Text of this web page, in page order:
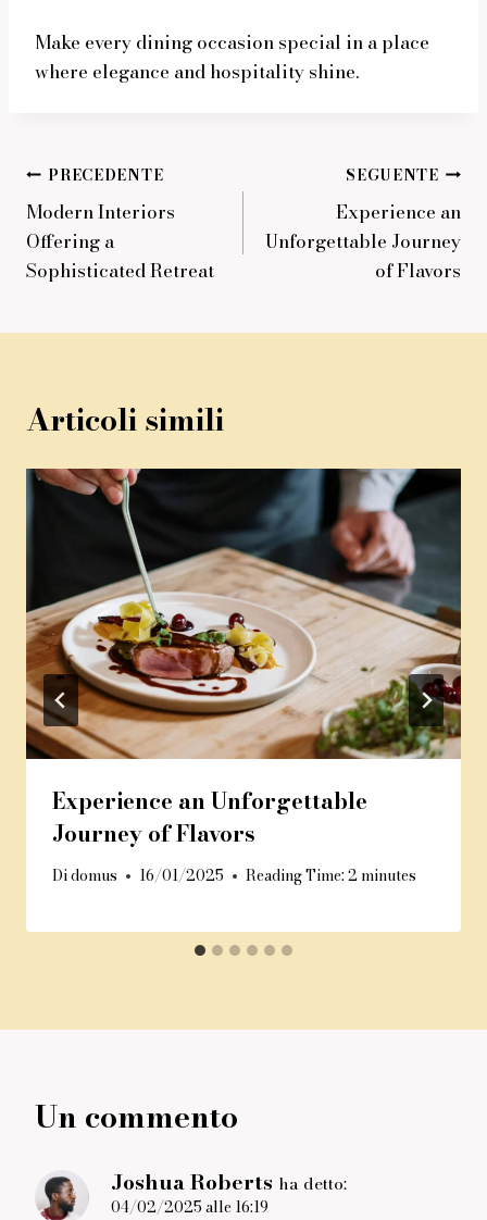
Make every dining occasion special in a place
where elegance and hospitality shine.
Navigazione
articoli
PRECEDENTE
Modern Interiors
Offering a
Sophisticated Retreat
SEGUENTE
Experience an
Unforgettable Journey
of Flavors
Articoli simili
Experience an Unforgettable
Journey of Flavors
Didomus 16/01/2025 Reading Time: 2 minutes
Un commento
Joshua Roberts ha detto:
04/02/2025 alle 16:19